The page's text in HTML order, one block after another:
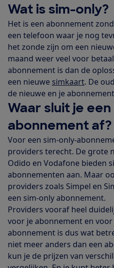
Wat is sim-only?
Het is een abonnement
een telefoon waar je nog
het zonde zijn om een
maand weer veel voor
abonnement is dan de
een nieuwe simkaart. De
de nieuwe en je
Waar sluit je
abonnement af?
Voor een sim-only-
providers terecht. De grote
Odido en Vodafone bieden
abonnementen aan. Maar
providers zoals Simpel en
een sim-only abonnement.
Providers vooraf heel
voor je abonnement en
abonnement is dus wat
niet meer anders dan een
kun je de prijzen van